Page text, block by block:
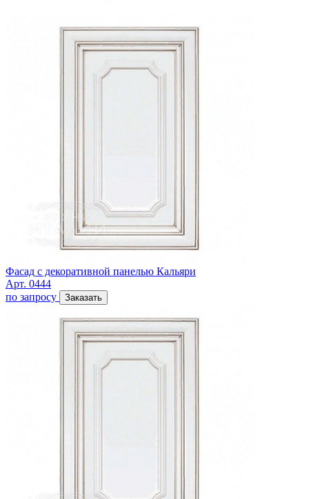
Фасад с декоративной панелью Кальяри
Арт. 0444
по запросу
Заказать